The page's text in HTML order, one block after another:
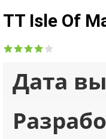
TT Isle Of
Дата